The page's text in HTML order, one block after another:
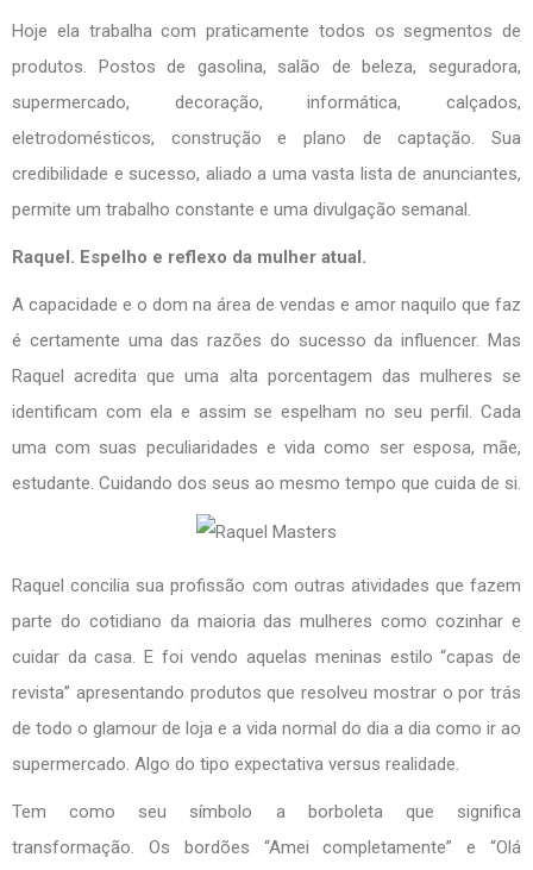
Hoje ela trabalha com praticamente todos os segmentos de
produtos. Postos de gasolina, salão de beleza, seguradora,
supermercado, decoração, informática, calçados,
eletrodomésticos, construção e plano de captação. Sua
credibilidade e sucesso, aliado a uma vasta lista de anunciantes,
permite um trabalho constante e uma divulgação semanal.
Raquel. Espelho e reflexo da mulher atual.
A capacidade e o dom na área de vendas e amor naquilo que faz
é certamente uma das razões do sucesso da influencer. Mas
Raquel acredita que uma alta porcentagem das mulheres se
identificam com ela e assim se espelham no seu perfil. Cada
uma com suas peculiaridades e vida como ser esposa, mãe,
estudante. Cuidando dos seus ao mesmo tempo que cuida de si.
Raquel concilia sua profissão com outras atividades que fazem
parte do cotidiano da maioria das mulheres como cozinhar e
cuidar da casa. E foi vendo aquelas meninas estilo “capas de
revista” apresentando produtos que resolveu mostrar o por trás
de todo o glamour de loja e a vida normal do dia a dia como ir ao
supermercado. Algo do tipo expectativa versus realidade.
Tem como seu símbolo a borboleta que significa
transformação. Os bordões “Amei completamente” e “Olá